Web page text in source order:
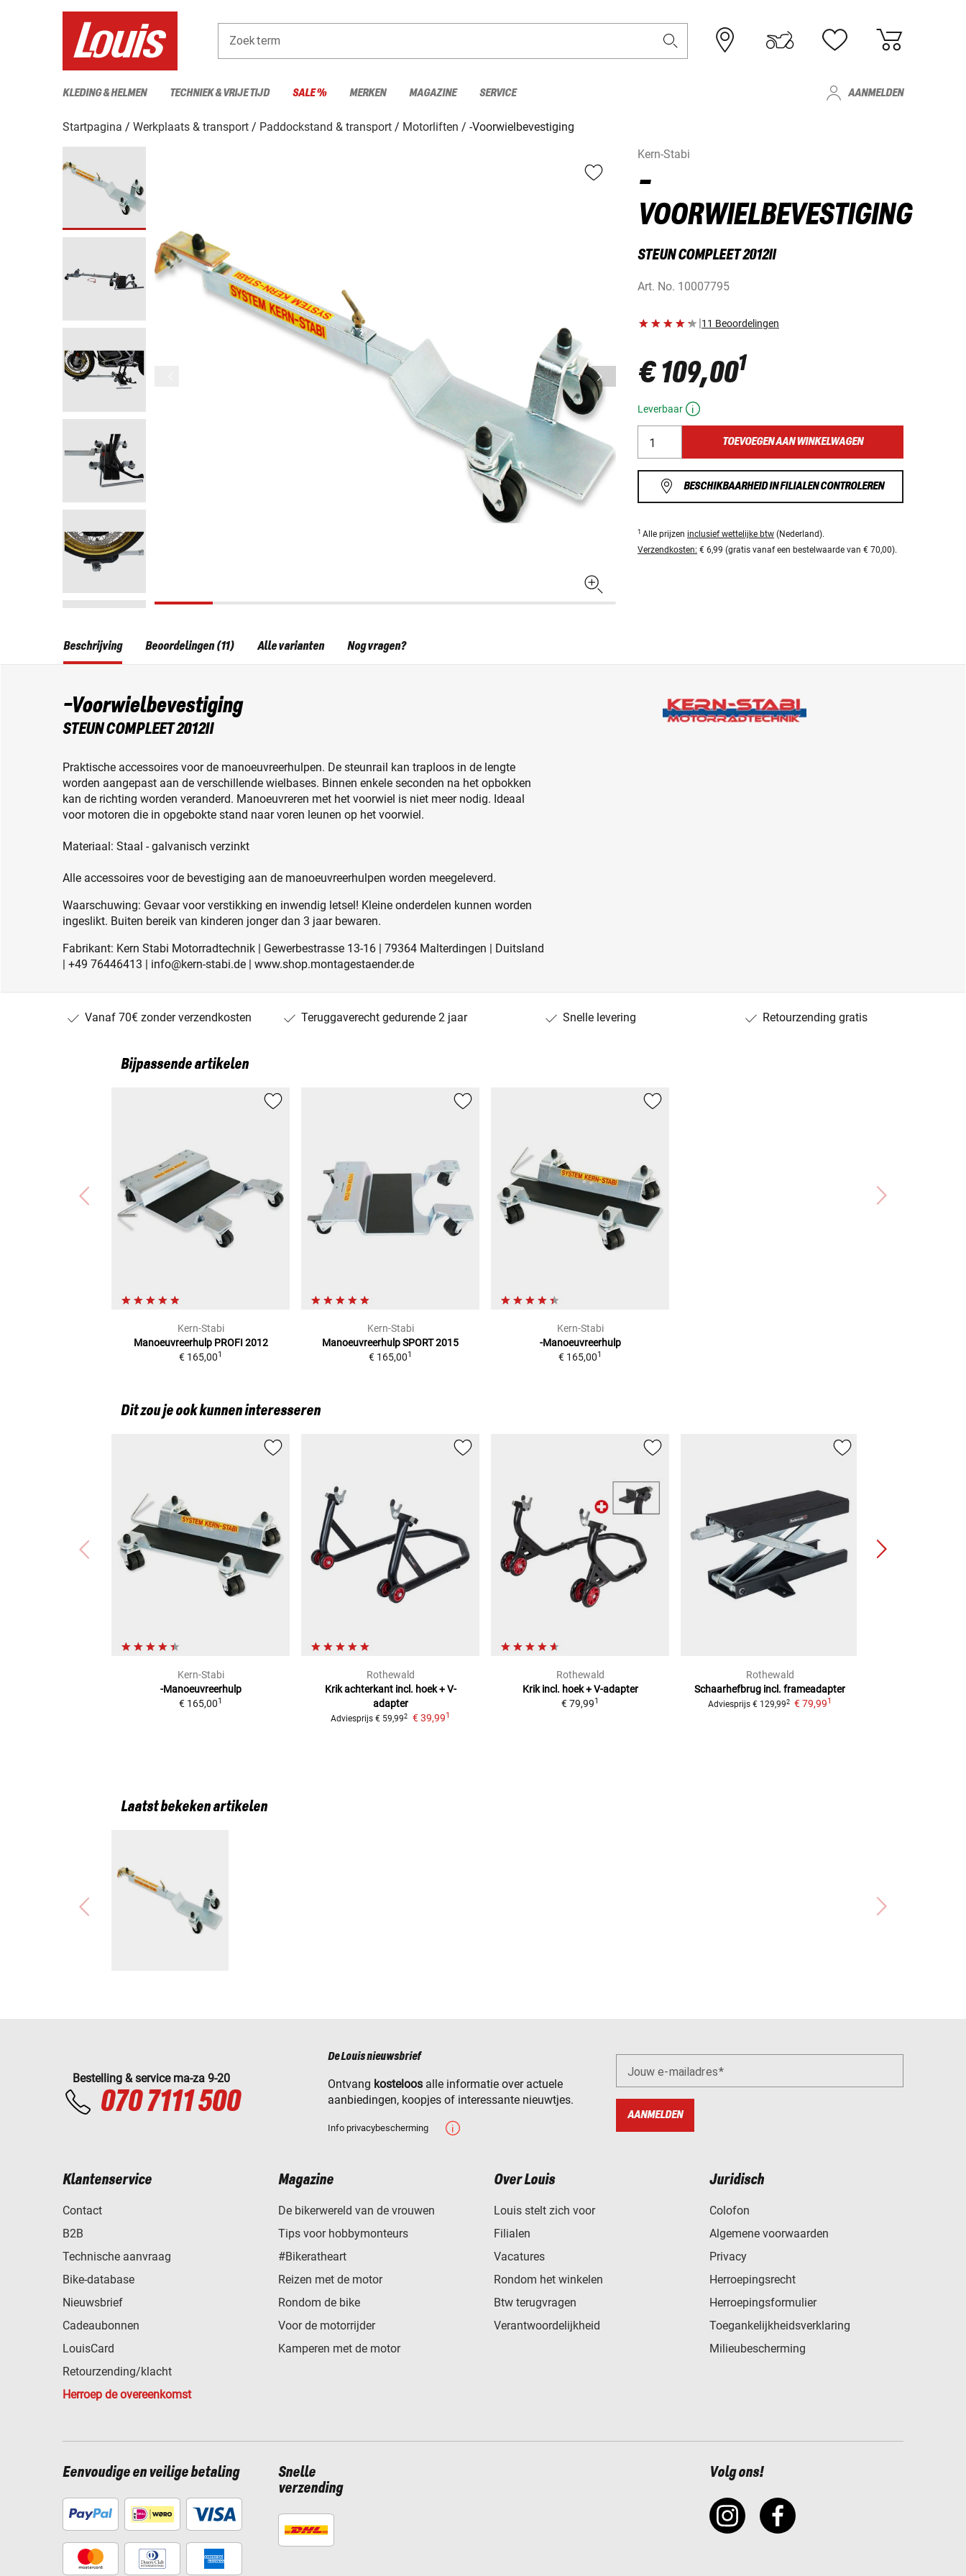
Zoekterm
KLEDING & HELMEN TECHNIEK & VRIJE TIJD SALE % MERKEN MAGAZINE SERVICE AANMELDEN
Startpagina Werkplaats & transport Paddockstand & transport Motorliften
-Voorwielbevestiging
Kern-Stabi
-
VOORWIELBEVESTIGING
STEUN COMPLEET 2012II
Art. No. 10007795
|11 Beoordelingen
€ 109,001
Leverbaar
TOEVOEGEN AAN WINKELWAGEN
BESCHIKBAARHEID IN FILIALEN CONTROLEREN
1 Alle prijzen inclusief wettelijke btw (Nederland).
Verzendkosten: € 6,99 (gratis vanaf een bestelwaarde van € 70,00).
Beschrijving
-Voorwielbevestiging
STEUN COMPLEET 2012II
Praktische accessoires voor de manoeuvreerhulpen. De steunrail kan traploos in de lengte
worden aangepast aan de verschillende wielbases. Binnen enkele seconden na het opbokken
kan de richting worden veranderd. Manoeuvreren met het voorwiel is niet meer nodig. Ideaal
voor motoren die in opgebokte stand naar voren leunen op het voorwiel.
Materiaal: Staal - galvanisch verzinkt
Alle accessoires voor de bevestiging aan de manoeuvreerhulpen worden meegeleverd.
Waarschuwing: Gevaar voor verstikking en inwendig letsel! Kleine onderdelen kunnen worden
ingeslikt. Buiten bereik van kinderen jonger dan 3 jaar bewaren.
Fabrikant: Kern Stabi Motorradtechnik | Gewerbestrasse 13-16 | 79364 Malterdingen | Duitsland
| +49 76446413 | info@kern-stabi.de | www.shop.montagestaender.de
Beoordelingen (11) Alle varianten Nog vragen?
Vanaf 70€ zonder verzendkosten Teruggaverecht gedurende 2 jaar Snelle levering Retourzending gratis
Bijpassende artikelen
Kern-Stabi
Manoeuvreerhulp PROFI 2012
€ 165,001
Kern-Stabi
Manoeuvreerhulp SPORT 2015
€ 165,001
Kern-Stabi
-Manoeuvreerhulp
€ 165,001
Dit zou je ook kunnen interesseren
Kern-Stabi
-Manoeuvreerhulp
€ 165,001
Rothewald
Krik achterkant incl. hoek + V-
adapter
Adviesprijs € 59,992 € 39,991
Rothewald
Krik incl. hoek + V-adapter
€ 79,991
Rothewald
Schaarhefbrug incl. frameadapter
Adviesprijs € 129,992 € 79,991
Laatst bekeken artikelen
Bestelling & service ma-za 9-20
070 7111 500
De Louis nieuwsbrief
Ontvang kosteloos alle informatie over actuele
aanbiedingen, koopjes of interessante nieuwtjes.
Info privacybescherming
Jouw e-mailadres
AANMELDEN
Klantenservice
Contact
B2B
Technische aanvraag
Bike-database
Nieuwsbrief
Cadeaubonnen
LouisCard
Retourzending/klacht
Herroep de overeenkomst
Magazine
De bikerwereld van de vrouwen
Tips voor hobbymonteurs
#Bikeratheart
Reizen met de motor
Rondom de bike
Voor de motorrijder
Kamperen met de motor
Over Louis
Louis stelt zich voor
Filialen
Vacatures
Rondom het winkelen
Btw terugvragen
Verantwoordelijkheid
Juridisch
Colofon
Algemene voorwaarden
Privacy
Herroepingsrecht
Herroepingsformulier
Toegankelijkheidsverklaring
Milieubescherming
Eenvoudige en veilige betaling
Snelle
verzending
Volg ons!